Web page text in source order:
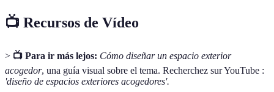
📺 Recursos de Vídeo
> 📺 Para ir más lejos: Cómo diseñar un espacio exterior
acogedor, una guía visual sobre el tema. Recherchez sur YouTube :
'diseño de espacios exteriores acogedores'.